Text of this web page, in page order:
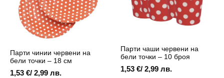
Парти чинии червени на
бели точки – 18 см
1,53 €/ 2,99 лв.
Парти чаши червени на
бели точки – 10 броя
1,53 €/ 2,99 лв.